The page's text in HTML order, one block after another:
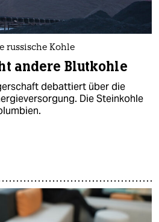
russische Kohle
andere Blutkohle
debattiert über die
Die Steinkohle